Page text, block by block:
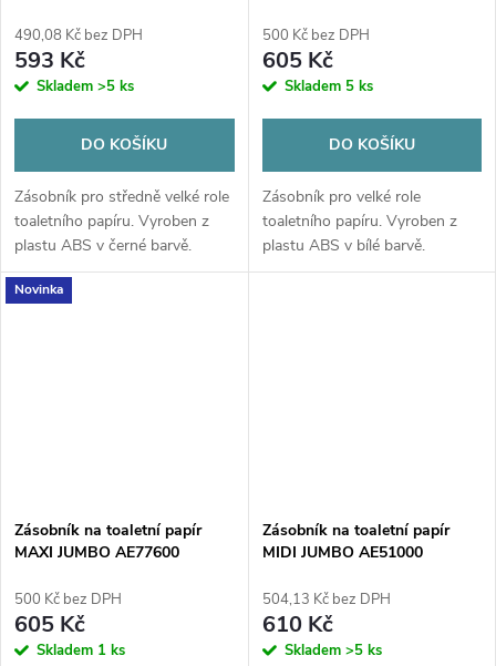
490,08 Kč bez DPH
593 Kč
Skladem >5 ks
DO KOŠÍKU
Zásobník pro středně velké role
toaletního papíru. Vyroben z
plastu ABS v černé barvě.
500 Kč bez DPH
605 Kč
Skladem 5 ks
DO KOŠÍKU
Zásobník pro velké role
toaletního papíru. Vyroben z
plastu ABS v bílé barvě.
Novinka
Zásobník na toaletní papír
MAXI JUMBO AE77600
500 Kč bez DPH
605 Kč
Skladem 1 ks
Zásobník na toaletní papír
MIDI JUMBO AE51000
504,13 Kč bez DPH
610 Kč
Skladem >5 ks